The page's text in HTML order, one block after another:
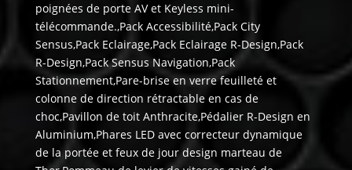
poignées de porte AV et Keyless mini-
télécommande.,Pack Accessibilité,Pack City
Sensus,Pack Eclairage,Pack Eclairage R-Design,Pack
R-Design,Pack Sensus Navigation,Pack
Stationnement,Pare-brise en verre feuilleté et
colonne de direction rétractable en cas de
choc,Pavillon de toit Anthracite,Pédalier R-Design en
Aluminium,Phares LED avec correcteur dynamique
de la portée et feux de jour design marteau de